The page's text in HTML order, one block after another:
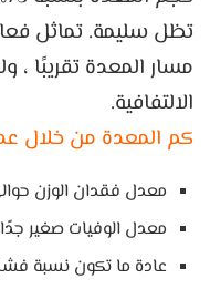
تظل سليمة. تماثل
مسار المعدة تقريبًا
الالتفافية.
كم المعدة من خلال
معدل فقدان الوزن حوالي 59٪ إلى
معدل الوفيات صغير
عادة ما تكون نسبة